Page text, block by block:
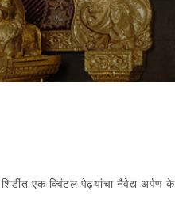
एक क्विंटल पेढ्यांचा नैवेद्य अर्पण